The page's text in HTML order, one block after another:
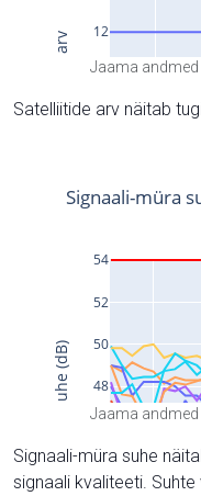
Jaama
Satelliitide arv näitab
Jaama
Signaali-müra suhe
signaali kvaliteeti.